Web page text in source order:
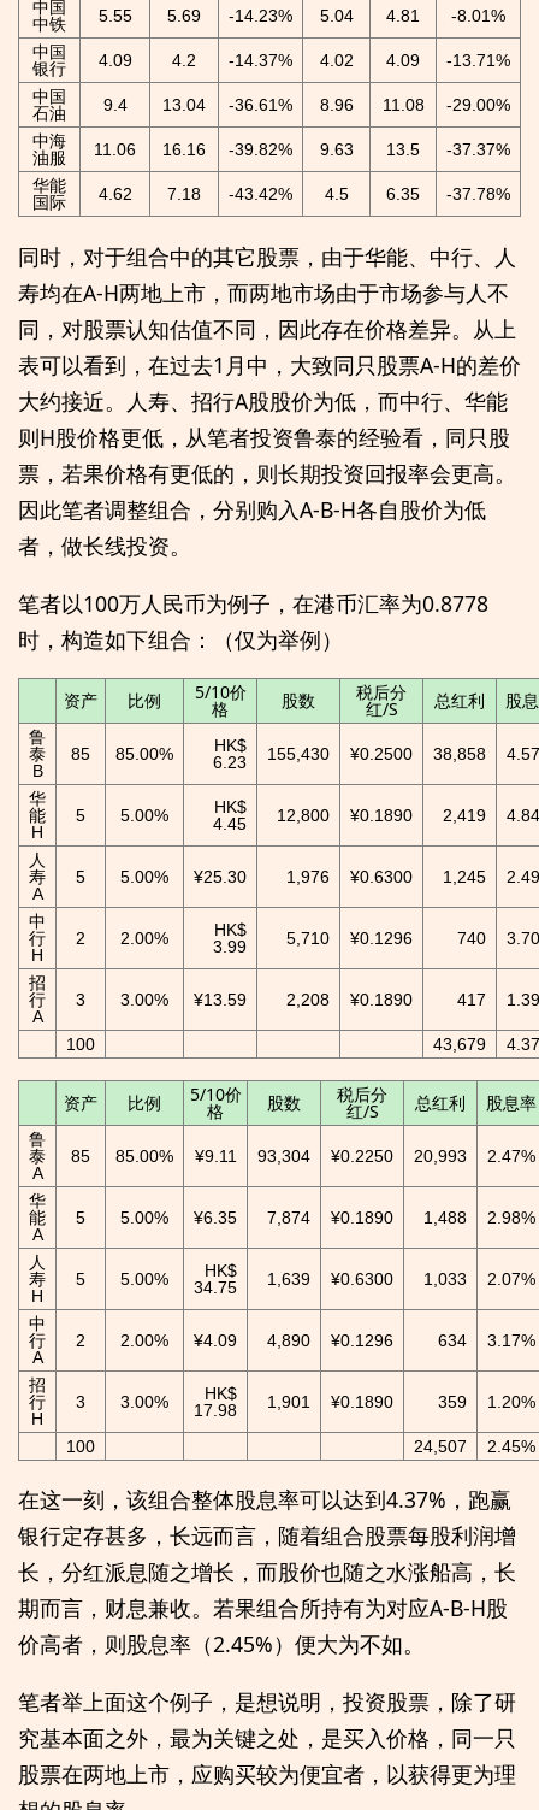
中国
中铁
5.55 5.69 -14.23% 5.04 4.81
-8.01%
中国
银行
4.09 4.2 -14.37% 4.02 4.09
-13.71%
中国
石油
9.4 13.04 -36.61% 8.96 11.08
-29.00%
中海
油服
11.06 16.16 -39.82% 9.63 13.5
-37.37%
华能
国际
4.62 7.18 -43.42% 4.5 6.35 -37.78%
同时，对于组合中的其它股票，由于华能、中行、人
寿均在A-H两地上市，而两地市场由于市场参与人不
同，对股票认知估值不同，因此存在价格差异。从上
表可以看到，在过去1月中，大致同只股票A-H的差价
大约接近。人寿、招行A股股价为低，而中行、华能
则H股价格更低，从笔者投资鲁泰的经验看，同只股
票，若果价格有更低的，则长期投资回报率会更高。
因此笔者调整组合，分别购入A-B-H各自股价为低
者，做长线投资。
笔者以100万人民币为例子，在港币汇率为0.8778
时，构造如下组合：（仅为举例）
资产 比例 5/10价
格 股数 税后分
红/S 总红利 股
鲁
泰
B
85 85.00%
HK$
6.23
155,430 ¥0.2500 38,858
华
能
H
5 5.00%
HK$
4.45
12,800 ¥0.1890 2,419
人
寿
A
5 5.00% ¥25.30 1,976 ¥0.6300 1,245
中
行
H
2 2.00%
HK$
3.99
5,710 ¥0.1296 740
招
行
A
3 3.00% ¥13.59 2,208 ¥0.1890 417
100 43,679
资产 比例 5/10价
格 股数 税后分
红/S 总红利 股息率
鲁
泰
A
85 85.00% ¥9.11 93,304 ¥0.2250 20,993 2.47%
华
能
A
5 5.00% ¥6.35 7,874 ¥0.1890 1,488 2.98%
人
寿
H
5 5.00%
HK$
34.75
1,639 ¥0.6300 1,033 2.07%
中
行
A
2 2.00% ¥4.09 4,890 ¥0.1296 634 3.17%
招
行
H
3 3.00%
HK$
17.98
1,901 ¥0.1890 359 1.20%
100 24,507 2.45%
在这一刻，该组合整体股息率可以达到4.37%，跑赢
银行定存甚多，长远而言，随着组合股票每股利润增
长，分红派息随之增长，而股价也随之水涨船高，长
期而言，财息兼收。若果组合所持有为对应A-B-H股
价高者，则股息率（2.45%）便大为不如。
笔者举上面这个例子，是想说明，投资股票，除了研
究基本面之外，最为关键之处，是买入价格，同一只
股票在两地上市，应购买较为便宜者，以获得更为理